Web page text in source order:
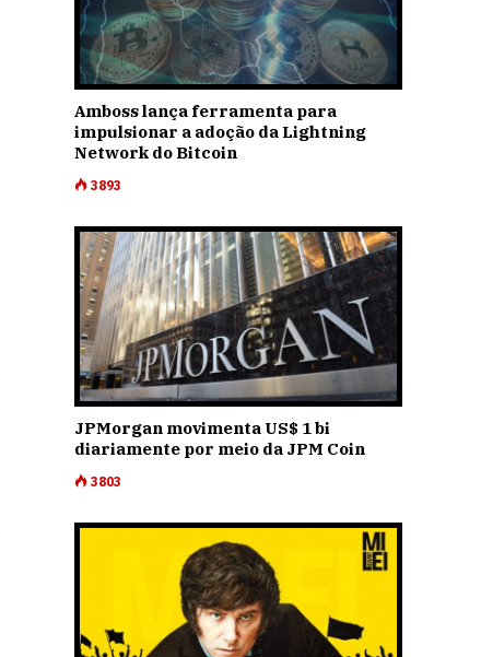
Amboss lança ferramenta para
impulsionar a adoção da Lightning
Network do Bitcoin
3893
JPMorgan movimenta US$ 1 bi
diariamente por meio da JPM Coin
3803